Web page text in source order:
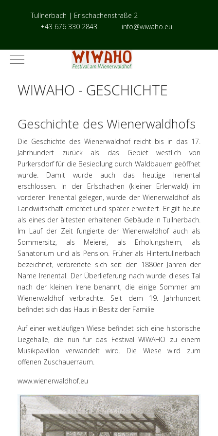
Tullnerbach | Erlschachenstraße 2
+43 676 330 2843
info@wiwaho.eu
Mobile Menu Toggle
WIWAHO - GESCHICHTE
Geschichte des Wienerwaldhofs
Die Geschichte des Wienerwaldhof reicht bis in das 17.
Jahrhundert zurück als das Gebiet westlich von
Purkersdorf für die Besiedlung durch Waldbauern geöffnet
wurde. Damit wurde auch das heutige Irenental
erschlossen. In der Erlschachen (kleiner Erlenwald) im
vorderen Irenental gelegen, wurde der Wienerwaldhof als
Landwirtschaft errichtet und später erweitert. Er gilt heute
als eines der ältesten erhaltenen Gebäude in Tullnerbach.
Im Lauf der Zeit fungierte der Wienerwaldhof auch als
Sommersitz, als Meierei, als Erholungsheim, als
Sanatorium und als Pension. Früher als Hintertullnerbach
bezeichnet, verbreitete sich seit den 1880er Jahren der
Name Irenental. Der Überlieferung nach wurde dieses Tal
nach der kleinen Irene benannt, die einige Sommer am
Wienerwaldhof verbrachte. Seit dem 19. Jahrhundert
befindet sich das Haus in Besitz der Familie
Auf einer weitläufigen Wiese befindet sich eine historische
Liegehalle, die nun für das Festival WIWAHO zu einem
Musikpavillon verwandelt wird. Die Wiese wird zum
offenen Zuschauerraum.
www.wienerwaldhof.eu